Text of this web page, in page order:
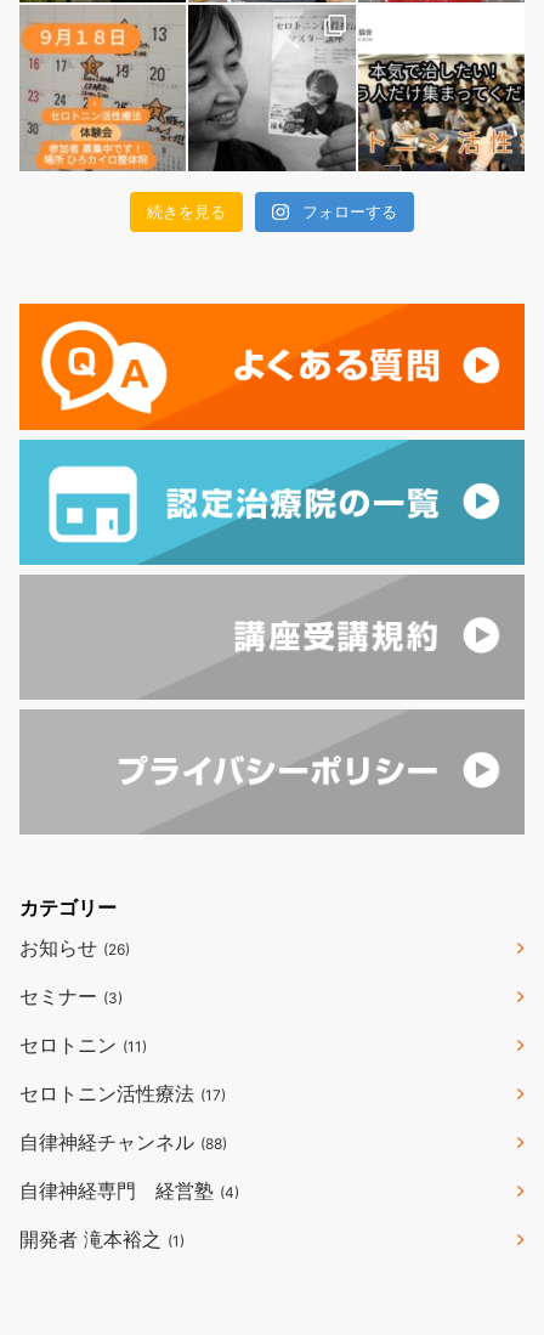
続きを見る フォローする
カテゴリー
お知らせ (26)
セミナー (3)
セロトニン (11)
セロトニン活性療法 (17)
自律神経チャンネル (88)
自律神経専門 経営塾 (4)
開発者 滝本裕之 (1)